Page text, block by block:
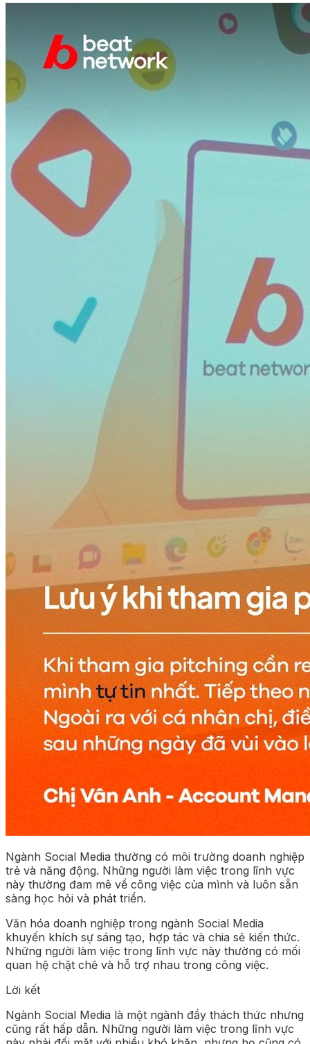
Ngành Social Media thường có môi trường doanh nghiệp
trẻ và năng động. Những người làm việc trong lĩnh vực
này thường đam mê về công việc của mình và luôn sẵn
sàng học hỏi và phát triển.
Văn hóa doanh nghiệp trong ngành Social Media
khuyến khích sự sáng tạo, hợp tác và chia sẻ kiến thức.
Những người làm việc trong lĩnh vực này thường có mối
quan hệ chặt chẽ và hỗ trợ nhau trong công việc.
Lời kết
Ngành Social Media là một ngành đầy thách thức nhưng
cũng rất hấp dẫn. Những người làm việc trong lĩnh vực